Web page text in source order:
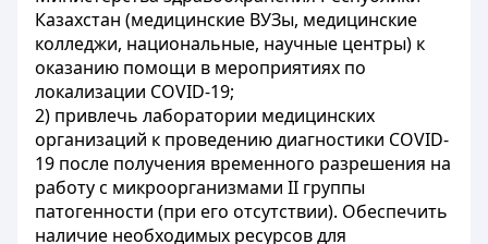
Казахстан (медицинские ВУЗы, медицинские
колледжи, национальные, научные центры) к
оказанию помощи в мероприятиях по
локализации COVID-19;
2) привлечь лаборатории медицинских
организаций к проведению диагностики COVID-
19 после получения временного разрешения на
работу с микроорганизмами II группы
патогенности (при его отсутствии). Обеспечить
наличие необходимых ресурсов для